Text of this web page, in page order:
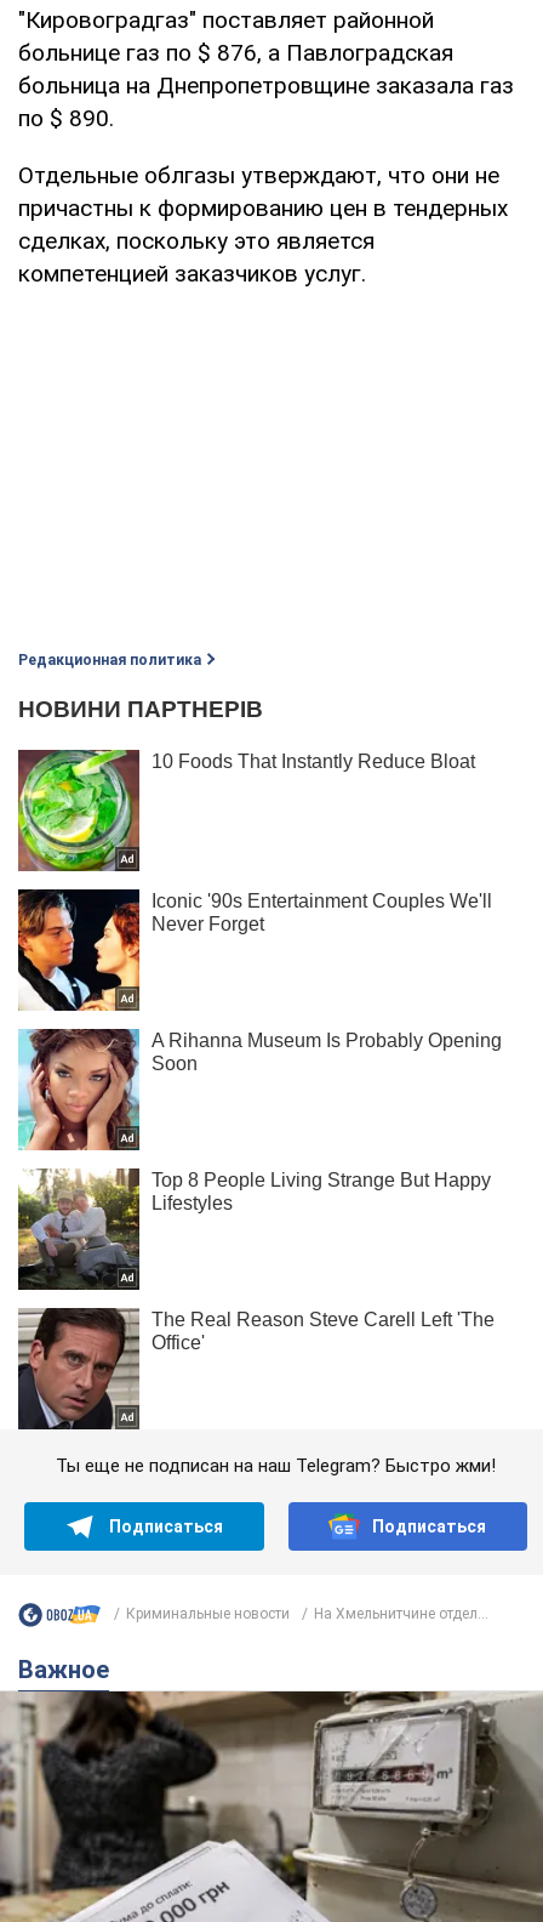
"Кировоградгаз" поставляет районной
больнице газ по $ 876, а Павлоградская
больница на Днепропетровщине заказала газ
по $ 890.
Отдельные облгазы утверждают, что они не
причастны к формированию цен в тендерных
сделках, поскольку это является
компетенцией заказчиков услуг.
Редакционная политика
Ты еще не подписан на наш Telegram? Быстро жми!
Подписаться Подписаться
Криминальные новости На Хмельнитчине отдел...
Важное